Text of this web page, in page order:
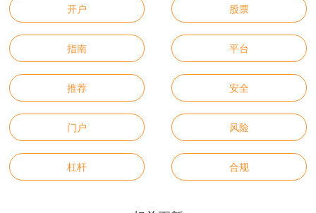
开户 股票
指南 平台
推荐 安全
门户 风险
杠杆 合规